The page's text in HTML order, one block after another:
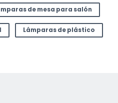
de mesa para salón
Lámparas de plástico